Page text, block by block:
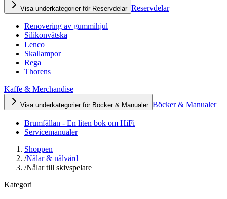
Visa underkategorier för Reservdelar Reservdelar
Renovering av gummihjul
Silikonvätska
Lenco
Skallampor
Rega
Thorens
Kaffe & Merchandise
Visa underkategorier för Böcker & Manualer Böcker & Manualer
Brumfällan - En liten bok om HiFi
Servicemanualer
Shoppen
/Nålar & nålvård
/Nålar till skivspelare
Kategori